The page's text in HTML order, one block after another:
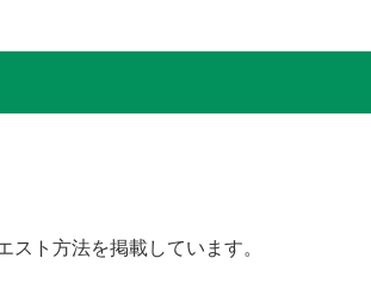
スト方法を掲載しています。